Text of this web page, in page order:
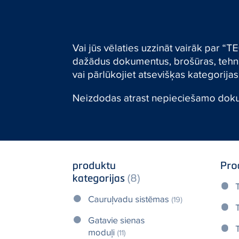
Vai jūs vēlaties uzzināt vairāk par
dažādus dokumentus, brošūras,
vai pārlūkojiet atsevišķas
Neizdodas atrast nepieciešamo
produktu
kategorijas (8)
Cauruļvadu sistēmas (19)
Gatavie sienas
moduļi (11)